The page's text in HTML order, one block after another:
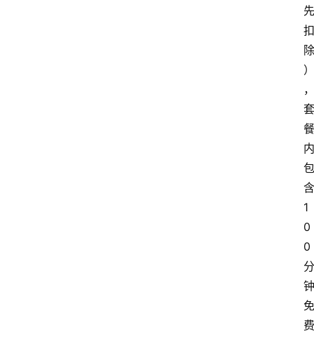
先
扣
除
）
，
套
餐
内
包
含
1
0
0
分
钟
免
费